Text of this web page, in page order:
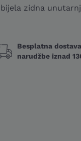
zidna
Besplatna
narudžbe iznad